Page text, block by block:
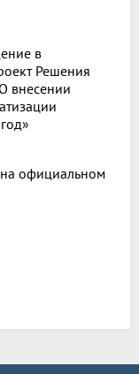
в
Решения
внесении
на официальном